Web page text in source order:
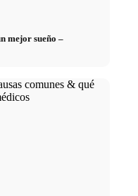
mejor sueño –